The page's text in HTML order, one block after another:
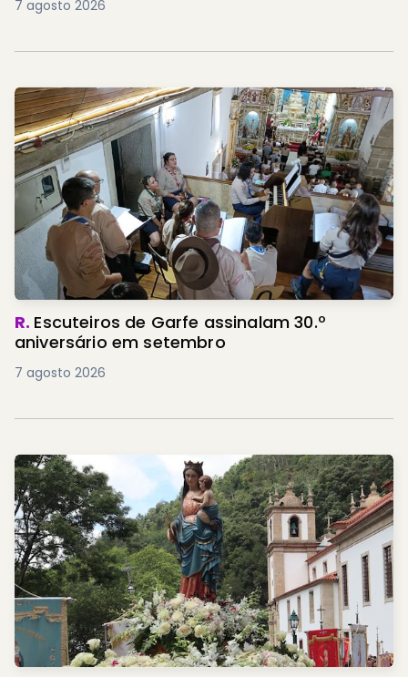
7 agosto 2026
R. Escuteiros de Garfe assinalam 30.º
aniversário em setembro
7 agosto 2026